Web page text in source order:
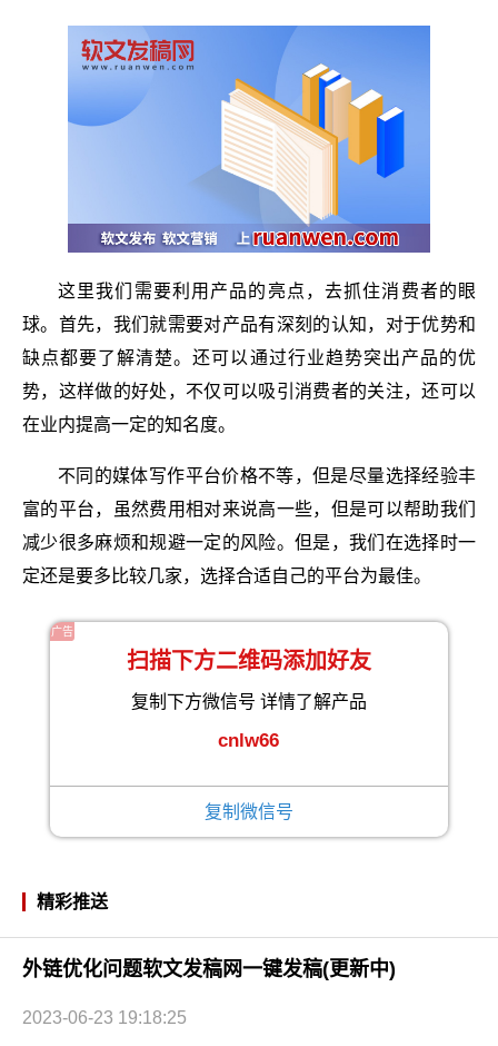
这里我们需要利用产品的亮点，去抓住消费者的眼
球。首先，我们就需要对产品有深刻的认知，对于优势和
缺点都要了解清楚。还可以通过行业趋势突出产品的优
势，这样做的好处，不仅可以吸引消费者的关注，还可以
在业内提高一定的知名度。
不同的媒体写作平台价格不等，但是尽量选择经验丰
富的平台，虽然费用相对来说高一些，但是可以帮助我们
减少很多麻烦和规避一定的风险。但是，我们在选择时一
定还是要多比较几家，选择合适自己的平台为最佳。
广告
扫描下方二维码添加好友
复制下方微信号 详情了解产品
cnlw66
复制微信号
精彩推送
外链优化问题软文发稿网一键发稿(更新中)
2023-06-23 19:18:25